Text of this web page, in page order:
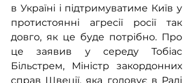
в Україні і підтримуватиме Київ у
протистоянні агресії росії так
довго, як це буде потрібно. Про
це заявив у середу Тобіас
Більстрем, Міністр закордонних
справ Швеції, яка головує в Раді